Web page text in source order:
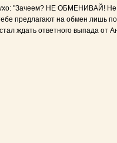
ухо: "Зачеем? НЕ ОБМЕНИВАЙ!
предлагают на обмен лишь
ждать ответного выпада от